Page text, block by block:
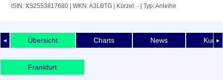
ISIN: XS2553817680 | WKN: A3LBTG | Kürzel: - | Typ: Anleihe
◄ ►
Übersicht Charts News
Frankfurt